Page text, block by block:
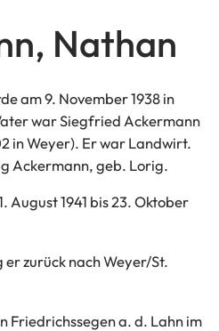
Nathan
am 9. November 1938 in
war Siegfried Ackermann
in Weyer). Er war Landwirt.
Ackermann, geb. Lorig.
August 1941 bis 23. Oktober
er zurück nach Weyer/St.
Friedrichssegen a. d. Lahn im